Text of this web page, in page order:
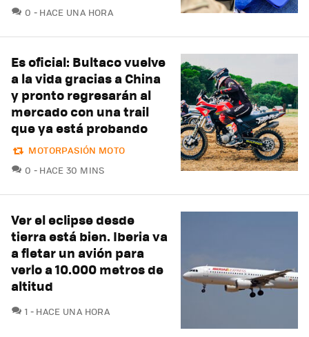
0 COMENTARIOS
HACE UNA HORA
Es oficial: Bultaco vuelve
a la vida gracias a China
y pronto regresarán al
mercado con una trail
que ya está probando
MOTORPASIÓN MOTO
0 COMENTARIOS
HACE 30 MINS
Ver el eclipse desde
tierra está bien. Iberia va
a fletar un avión para
verlo a 10.000 metros de
altitud
1 COMENTARIOS
HACE UNA HORA